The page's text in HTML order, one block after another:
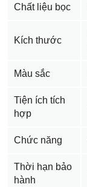
Chất liệu bọc
Kích thước
Màu sắc
Tiện ích tích
hợp
Chức năng
Thời hạn bảo
hành